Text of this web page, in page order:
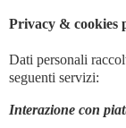
Privacy & cookies
Dati personali
seguenti servizi:
Interazione con